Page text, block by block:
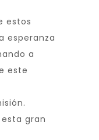
estos
esperanza
a
este
gran